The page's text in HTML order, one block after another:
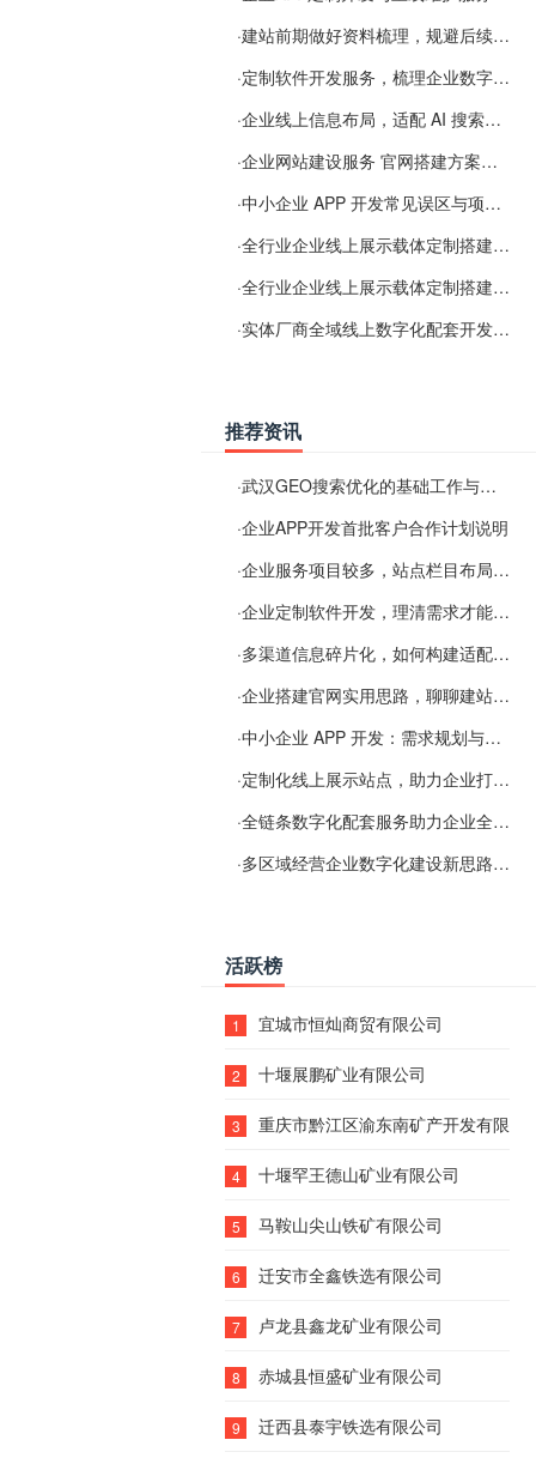
·建站前期做好资料梳理，规避后续各类使用难题
·定制软件开发服务，梳理企业数字化落地常见难点
·企业线上信息布局，适配 AI 搜索需要留意这些要点
·企业网站建设服务 官网搭建方案经验分享
·中小企业 APP 开发常见误区与项目规划实用经验
·全行业企业线上展示载体定制搭建服务
·全行业企业线上展示载体定制搭建服务
·实体厂商全域线上数字化配套开发与地域检索优化服务
推荐资讯
·武汉GEO搜索优化的基础工作与实施思路
·企业APP开发首批客户合作计划说明
·企业服务项目较多，站点栏目布局规划参考思路
·企业定制软件开发，理清需求才能提升数字化落地效率
·多渠道信息碎片化，如何构建适配 AI 检索的品牌信息源
·企业搭建官网实用思路，聊聊建站容易忽视的问题
·中小企业 APP 开发：需求规划与项目落地避坑经验分享
·定制化线上展示站点，助力企业打通线上经营渠道
·全链条数字化配套服务助力企业全域线上经营
·多区域经营企业数字化建设新思路：多端载体与地域检索一体化落地思路分享
活跃榜
1 宜城市恒灿商贸有限公司
2 十堰展鹏矿业有限公司
3 重庆市黔江区渝东南矿产开发有限责
4 十堰罕王德山矿业有限公司
5 马鞍山尖山铁矿有限公司
6 迁安市全鑫铁选有限公司
7 卢龙县鑫龙矿业有限公司
8 赤城县恒盛矿业有限公司
9 迁西县泰宇铁选有限公司